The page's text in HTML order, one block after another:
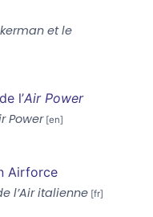
et le
l’Air Power
Power
Airforce
l’Air italienne